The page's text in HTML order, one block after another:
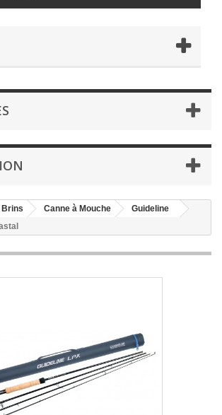
Brins Canne à Mouche
Guideline